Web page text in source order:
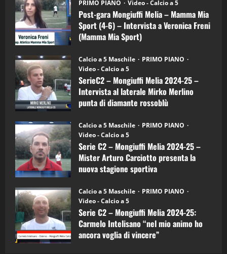
Mongiuffi
Melia
–
Mamma
Mia
Sport
6)
–
Intervista
a
mister
Arturo
Carciotto
(Mongiuffi
PRIMO PIANO
Video - Calcio a 5
Post-gara Mongiuffi Melia – Mamma Mia
Sport (4-6) – Intervista a Veronica Freni
(Mamma Mia Sport)
Calcio a 5 Maschile
PRIMO PIANO
Video - Calcio a 5
SerieC2 – Mongiuffi Melia 2024-25 –
Intervista al laterale Mirko Merlino
punta di diamante rossoblù
Calcio a 5 Maschile
PRIMO PIANO
Video - Calcio a 5
Serie C2 – Mongiuffi Melia 2024-25 –
Mister Arturo Carciotto presenta la
nuova stagione sportiva
Calcio a 5 Maschile
PRIMO PIANO
Video - Calcio a 5
Serie C2 – Mongiuffi Melia 2024-25:
Carmelo Intelisano “nel mio animo ho
ancora voglia di vincere”
3 21/04/2026
4
“SportEmpire” in Podcast: 27^ Puntata
(Martedi 14 Aprile 2026)
15/04/2026
5
“SportEmpire” in Podcast: 26^ Puntata
(Martedi 07 Aprile 2026)
08/04/2026
1
“SportEmpire” in Podcast: 30^ Puntata
(Martedi 05 Maggio 2026)
08/05/2026